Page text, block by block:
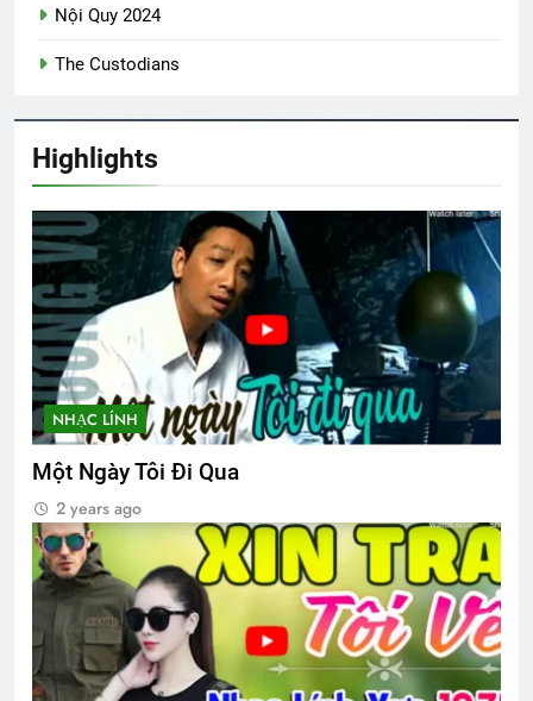
2 Years Ago
Thăm chị QP NGUYỄN THANH KHIẾT
K15
2 Years Ago
Thăm QP Phan Trọng Chinh K5/1
2 Years Ago
2 Years Ago
TỰ GIẢI THOÁT MÌNH (Rabindranath
Tagore)
3 Years Ago
Nội Quy 2024
The Custodians
Highlights
NHẠC LÍNH
Một Ngày Tôi Đi Qua
2 years ago